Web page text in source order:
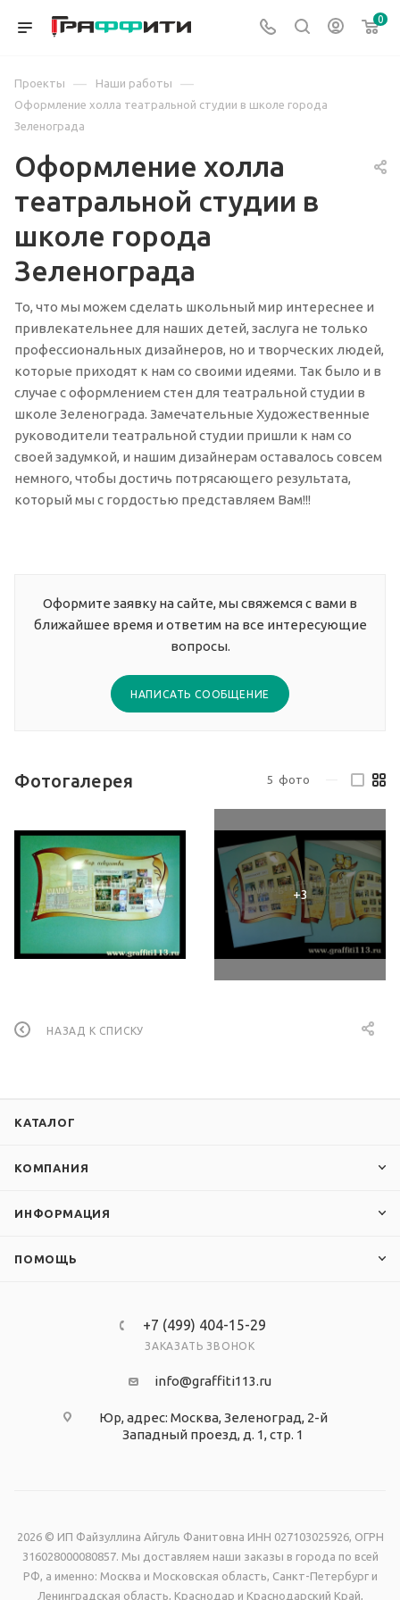
0
Проекты — Наши работы —
Оформление холла театральной студии в школе города
Зеленограда
Оформление холла
театральной студии в
школе города
Зеленограда
То, что мы можем сделать школьный мир интереснее и
привлекательнее для наших детей, заслуга не только
профессиональных дизайнеров, но и творческих людей,
которые приходят к нам со своими идеями. Так было и в
случае с оформлением стен для театральной студии в
школе Зеленограда. Замечательные Художественные
руководители театральной студии пришли к нам со
своей задумкой, и нашим дизайнерам оставалось совсем
немного, чтобы достичь потрясающего результата,
который мы с гордостью представляем Вам!!!
Оформите заявку на сайте, мы свяжемся с вами в
ближайшее время и ответим на все интересующие
вопросы.
НАПИСАТЬ СООБЩЕНИЕ
Фотогалерея 5 фото
НАЗАД К СПИСКУ
КАТАЛОГ
КОМПАНИЯ
ИНФОРМАЦИЯ
ПОМОЩЬ
+7 (499) 404-15-29
ЗАКАЗАТЬ ЗВОНОК
info@graffiti113.ru
Юр, адрес: Москва, Зеленоград, 2-й
Западный проезд, д. 1, стр. 1
2026 © ИП Файзуллина Айгуль Фанитовна ИНН 027103025926, ОГРН
316028000080857. Мы доставляем наши заказы в города по всей
РФ, а именно: Москва и Московская область, Санкт-Петербург и
Ленинградская область, Краснодар и Краснодарский Край,